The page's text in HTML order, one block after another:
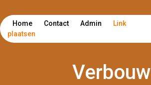
Home Contact Admin
Link
plaatsen
Verbouw